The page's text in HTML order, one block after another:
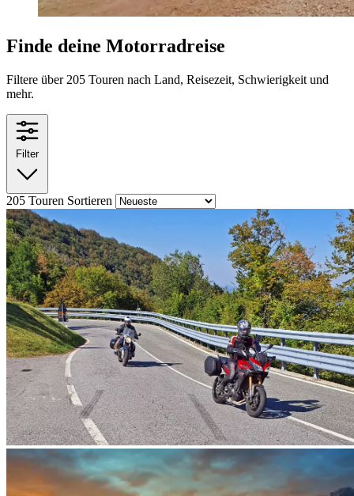
Finde deine Motorradreise
Filtere über 205 Touren nach Land, Reisezeit, Schwierigkeit und
mehr.
Filter
205 Touren Sortieren